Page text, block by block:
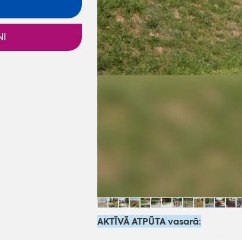
AKTĪVĀ ATPŪTA vasarā: